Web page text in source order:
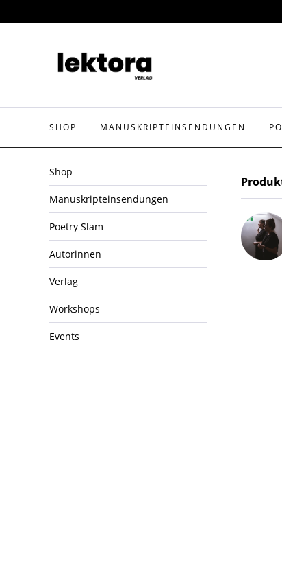
SHOP MANUSKRIPTEINSENDUNGEN
Shop
Manuskripteinsendungen
Poetry Slam
Autorinnen
Verlag
Workshops
Events